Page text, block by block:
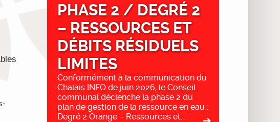
PHASE 2 / DEGRÉ 2
– RESSOURCES ET
DÉBITS RÉSIDUELS
LIMITES
Conformément à la communication du
Chalais INFO de juin 2026, le Conseil
communal déclenche la phase 2 du
plan de gestion de la ressource en eau :
Degré 2 Orange – Ressources et...